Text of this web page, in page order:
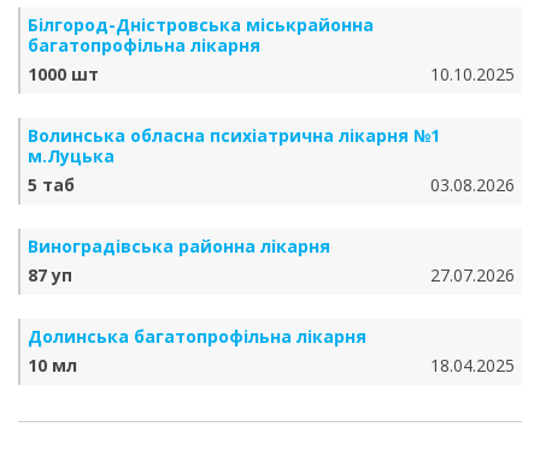
Білгород-Дністровська міськрайонна
багатопрофільна лікарня
1000 шт
10.10.2025
Волинська обласна психіатрична лікарня №1
м.Луцька
5 таб
03.08.2026
Виноградівська районна лікарня
87 уп
27.07.2026
Долинська багатопрофільна лікарня
10 мл
18.04.2025